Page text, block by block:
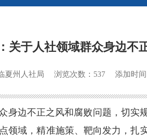
关于人社领域群众身边不
夏州人社局 浏览次数： 537 添加时间
身边不正之风和腐败问题，切
领域，精准施策、靶向发力，